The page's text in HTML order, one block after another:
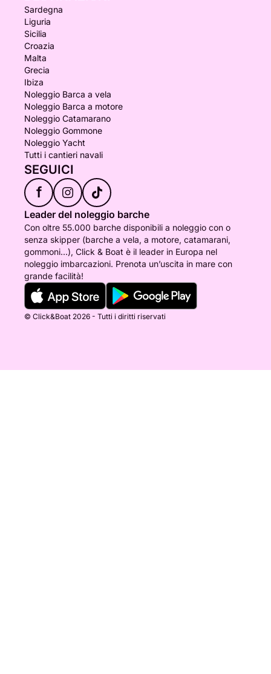
Sardegna
Liguria
Sicilia
Croazia
Malta
Grecia
Ibiza
Noleggio Barca a vela
Noleggio Barca a motore
Noleggio Catamarano
Noleggio Gommone
Noleggio Yacht
Tutti i cantieri navali
SEGUICI
f
Leader del noleggio barche
Con oltre 55.000 barche disponibili a noleggio con o
senza skipper (barche a vela, a motore, catamarani,
gommoni...), Click & Boat è il leader in Europa nel
noleggio imbarcazioni. Prenota un’uscita in mare con
grande facilità!
© Click&Boat 2026 - Tutti i diritti riservati